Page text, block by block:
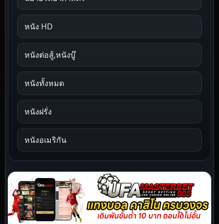
หนัง HD
หนังต่อสู้,หนังบู๊
หนังทั้งหมด
หนังฝรั่ง
หนังอเมริกัน